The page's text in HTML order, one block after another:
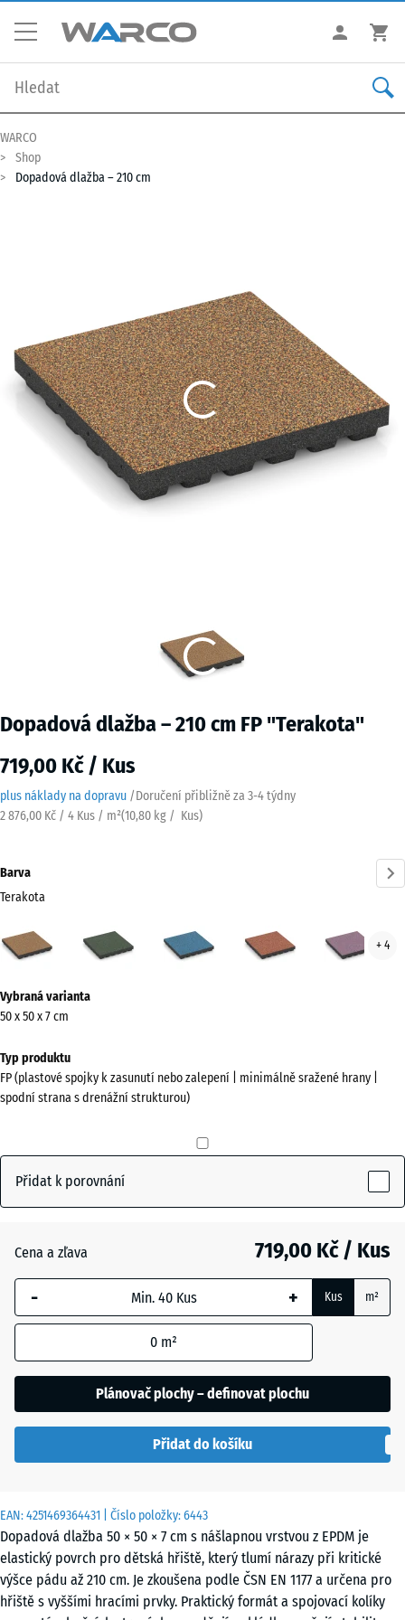
WARCO
Shop
Dopadová dlažba – 210 cm
Dopadová dlažba – 210 cm FP "Terakota"
719,00 Kč / Kus
plus náklady na dopravu /Doručení přibližně za 3-4 týdny
2 876,00 Kč / 4 Kus / m²(10,80 kg / Kus)
EAN:4251469364431 | Číslo položky:6443
Dopadová dlažba 50 × 50 × 7 cm s nášlapnou vrstvou z EPDM je
elastický povrch pro dětská hřiště, který tlumí nárazy při kritické
výšce pádu až 210 cm. Je zkoušena podle ČSN EN 1177 a určena pro
hřiště s vyššími hracími prvky. Praktický formát a spojovací kolíky
Barva
Terakota
(active)
trávník
+ 4
informací
o
Zobrazit
paletu
(active)
trávník
Atlantik
Ratan
Tmavě
šedá
Vybraná varianta
50 x 50 x 7 cm
Typ produktu
FP (plastové spojky k zasunutí nebo zalepení | minimálně sražené hrany |
spodní strana s drenážní strukturou)
Přidat k porovnání
Cena a zľava 719,00 Kč / Kus
- + Kus m²
0 m²
Plánovač plochy – definovat plochu
Přidat do košíku